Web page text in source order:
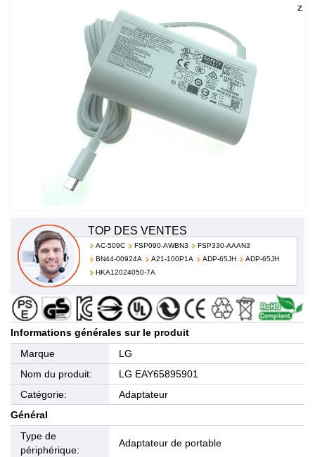
15Z90Q 16Z90Q 17Z90Q16Z95PD série 100-240V 1.6A 50-60Hz
(for worldwide use) EAY65895901 ADT-65DSU-D03-2
TOP DES VENTES
AC-509C FSP090-AWBN3
FSP330-AAAN3
BN44-00924A
A21-100P1A ADP-65JH
ADP-65JH
HKA12024050-7A
Informations générales sur le produit
Marque
LG
Nom du produit:
LG EAY65895901
Catégorie:
Adaptateur
Général
Type de
périphérique:
Adaptateur de portable